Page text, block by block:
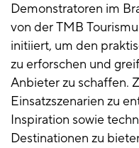
Demonstratoren im
von der TMB
initiiert, um den
zu erforschen und
Anbieter zu schaffen.
Einsatzszenarien zu
Inspiration sowie
Destinationen zu